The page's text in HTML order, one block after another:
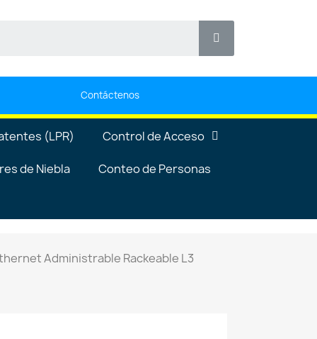
Contáctenos
(LPR) Control de Acceso
de Niebla Conteo de Personas
Administrable Rackeable L3